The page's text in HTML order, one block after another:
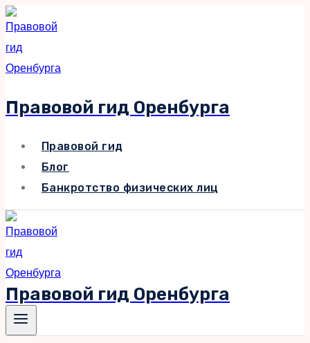
Перейти
к
содержимому
Правовой гид Оренбурга
Правовой гид
Блог
Банкротство физических лиц
Правовой гид Оренбурга